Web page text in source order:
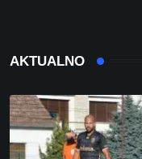
AKTUALNO